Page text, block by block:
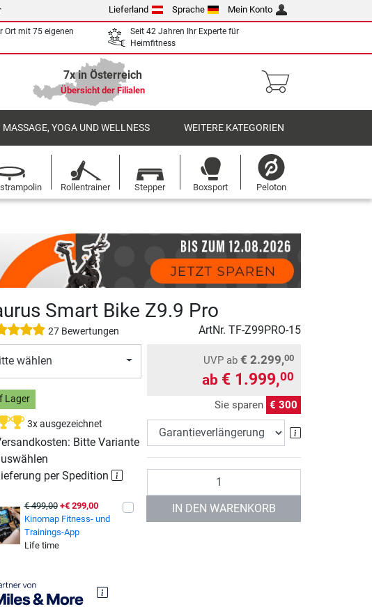
Lieferland Sprache Mein Konto
Ort mit 75 eigenen
Seit 42 Jahren Ihr Experte für
Heimfitness
7x in Österreich
Übersicht der Filialen
MASSAGE, YOGA UND WELLNESS WEITERE KATEGORIEN
Rollentrainer Stepper Boxsport Peloton
Smart Bike Z9.9 Pro
27 Bewertungen ArtNr. TF-Z99PRO-15
wählen
Lager
3x ausgezeichnet
Bitte Variante
per Spedition
€ 499,00 +€ 299,00
Kinomap Fitness- und
Trainings-App
Life time
UVP ab € 2.299,00
ab € 1.999,00
Sie sparen € 300
IN DEN WARENKORB